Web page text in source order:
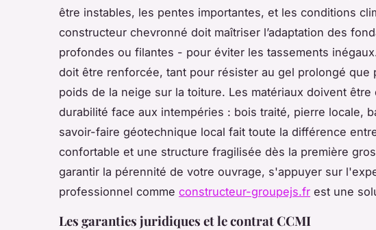
être instables, les pentes importantes, et les conditions
constructeur chevronné doit maîtriser l’adaptation des
profondes ou filantes - pour éviter les tassements
doit être renforcée, tant pour résister au gel prolongé que
poids de la neige sur la toiture. Les matériaux doivent
durabilité face aux intempéries : bois traité, pierre locale,
savoir-faire géotechnique local fait toute la différence
confortable et une structure fragilisée dès la première
garantir la pérennité de votre ouvrage, s'appuyer sur
professionnel comme constructeur-groupejs.fr est une
Les garanties juridiques et le contrat CCMI